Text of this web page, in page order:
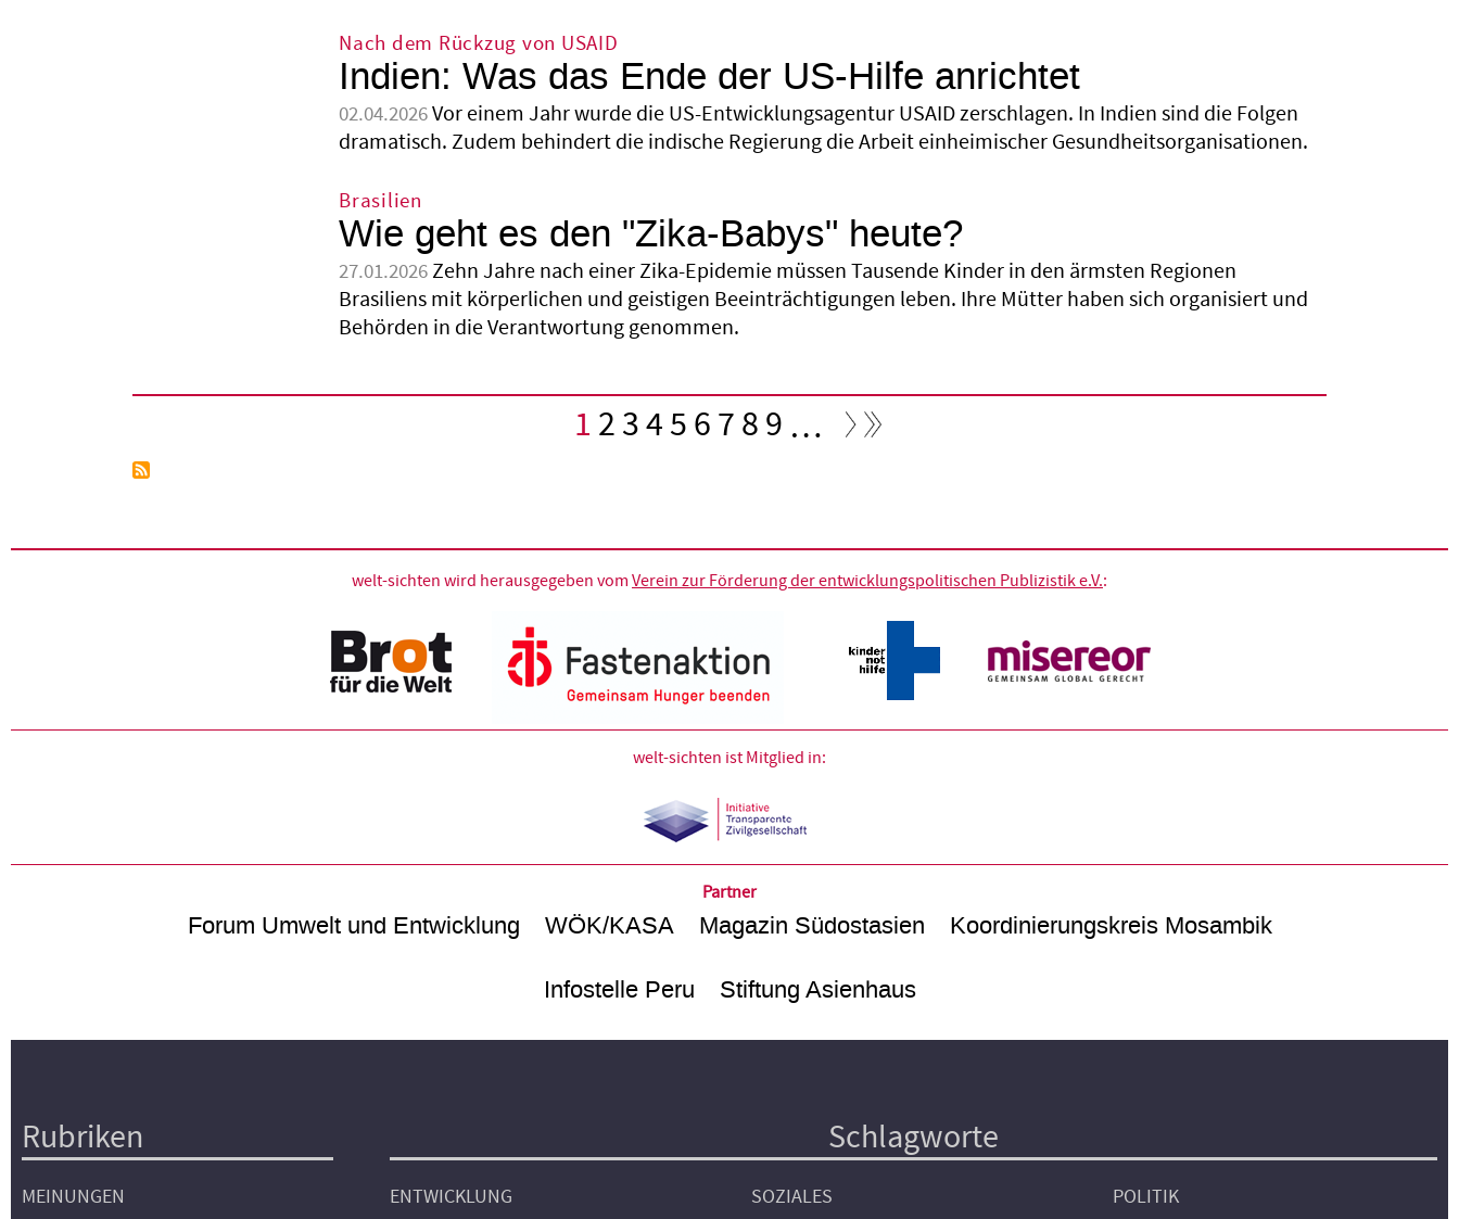
Nach dem Rückzug von USAID
Indien: Was das Ende der US-Hilfe anrichtet
02.04.2026Vor einem Jahr wurde die US-Entwicklungsagentur USAID zerschlagen. In Indien sind die Folgen
dramatisch. Zudem behindert die indische Regierung die Arbeit einheimischer Gesundheitsorganisationen.
Brasilien
Wie geht es den "Zika-Babys" heute?
27.01.2026 Zehn Jahre nach einer Zika-Epidemie müssen Tausende Kinder in den ärmsten Regionen
Brasiliens mit körperlichen und geistigen Beeinträchtigungen leben. Ihre Mütter haben sich organisiert und
Behörden in die Verantwortung genommen.
Seitennummerierung
Aktuelle
1 Seite
2Seite
3Seite
4Seite
5Seite
6Seite
7Seite
8Seite
9 …
welt-sichten wird herausgegeben vom Verein zur Förderung der entwicklungspolitischen Publizistik e.V.:
welt-sichten ist Mitglied in:
Partner
Forum Umwelt und Entwicklung WÖK/KASA Magazin Südostasien Koordinierungskreis Mosambik
Infostelle Peru Stiftung Asienhaus
Hauptnavigation
Rubriken
MEINUNGEN
Schlagworte
ENTWICKLUNG SOZIALES POLITIK